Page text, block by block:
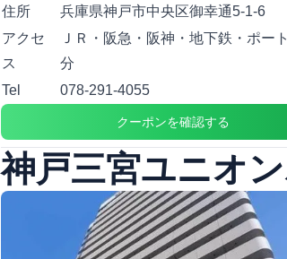
住所
兵庫県神戸市中央区御幸通5-1-6
アクセ
ス
ＪＲ・阪急・阪神・地下鉄・ポ
分
Tel
078-291-4055
クーポンを確認する
神戸三宮ユニオ